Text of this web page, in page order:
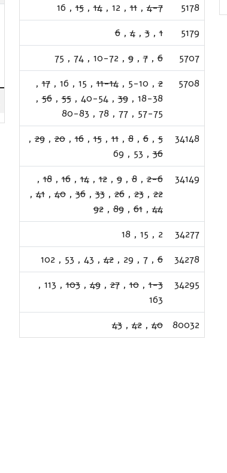
5178
4-7
,
11
,
12
,
14
,
15
,
16
5179
1
,
3
,
4
,
6
5707
6
,
7
,
9
,
10-72
,
74
,
75
5708
2
,
5-10
,
11-14
,
15
,
16
,
17
,
18-38
,
39
,
40-54
,
55
,
56
,
57-75
,
77
,
78
,
80-83
34148
5
,
6
,
8
,
11
,
15
,
16
,
20
,
29
,
36
,
53
,
69
34149
2-6
,
8
,
9
,
12
,
14
,
16
,
18
,
22
,
23
,
26
,
33
,
36
,
40
,
41
,
44
,
61
,
89
,
92
34277
2
,
15
,
18
34278
6
,
7
,
29
,
42
,
43
,
53
,
102
34295
1-3
,
10
,
27
,
49
,
103
,
113
,
163
80032
40
,
42
,
43